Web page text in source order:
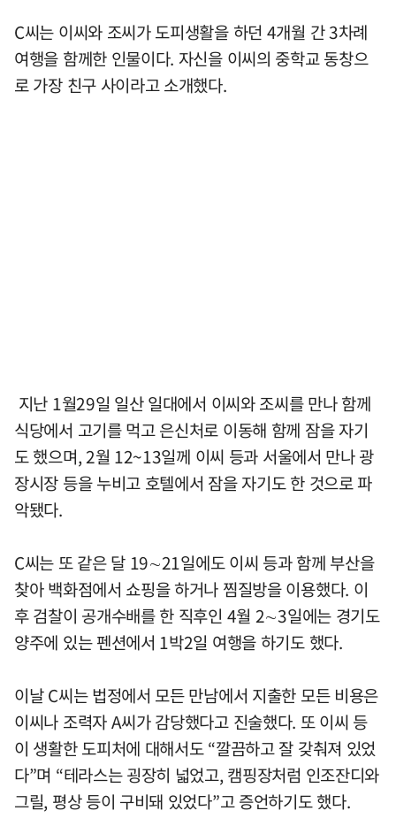
C씨는 이씨와 조씨가 도피생활을 하던 4개월 간 3차례
여행을 함께한 인물이다. 자신을 이씨의 중학교 동창으
로 가장 친구 사이라고 소개했다.
지난 1월29일 일산 일대에서 이씨와 조씨를 만나 함께
식당에서 고기를 먹고 은신처로 이동해 함께 잠을 자기
도 했으며, 2월 12~13일께 이씨 등과 서울에서 만나 광
장시장 등을 누비고 호텔에서 잠을 자기도 한 것으로 파
악됐다.
C씨는 또 같은 달 19∼21일에도 이씨 등과 함께 부산을
찾아 백화점에서 쇼핑을 하거나 찜질방을 이용했다. 이
후 검찰이 공개수배를 한 직후인 4월 2∼3일에는 경기도
양주에 있는 펜션에서 1박2일 여행을 하기도 했다.
이날 C씨는 법정에서 모든 만남에서 지출한 모든 비용은
이씨나 조력자 A씨가 감당했다고 진술했다. 또 이씨 등
이 생활한 도피처에 대해서도 “깔끔하고 잘 갖춰져 있었
다”며 “테라스는 굉장히 넓었고, 캠핑장처럼 인조잔디와
그릴, 평상 등이 구비돼 있었다”고 증언하기도 했다.